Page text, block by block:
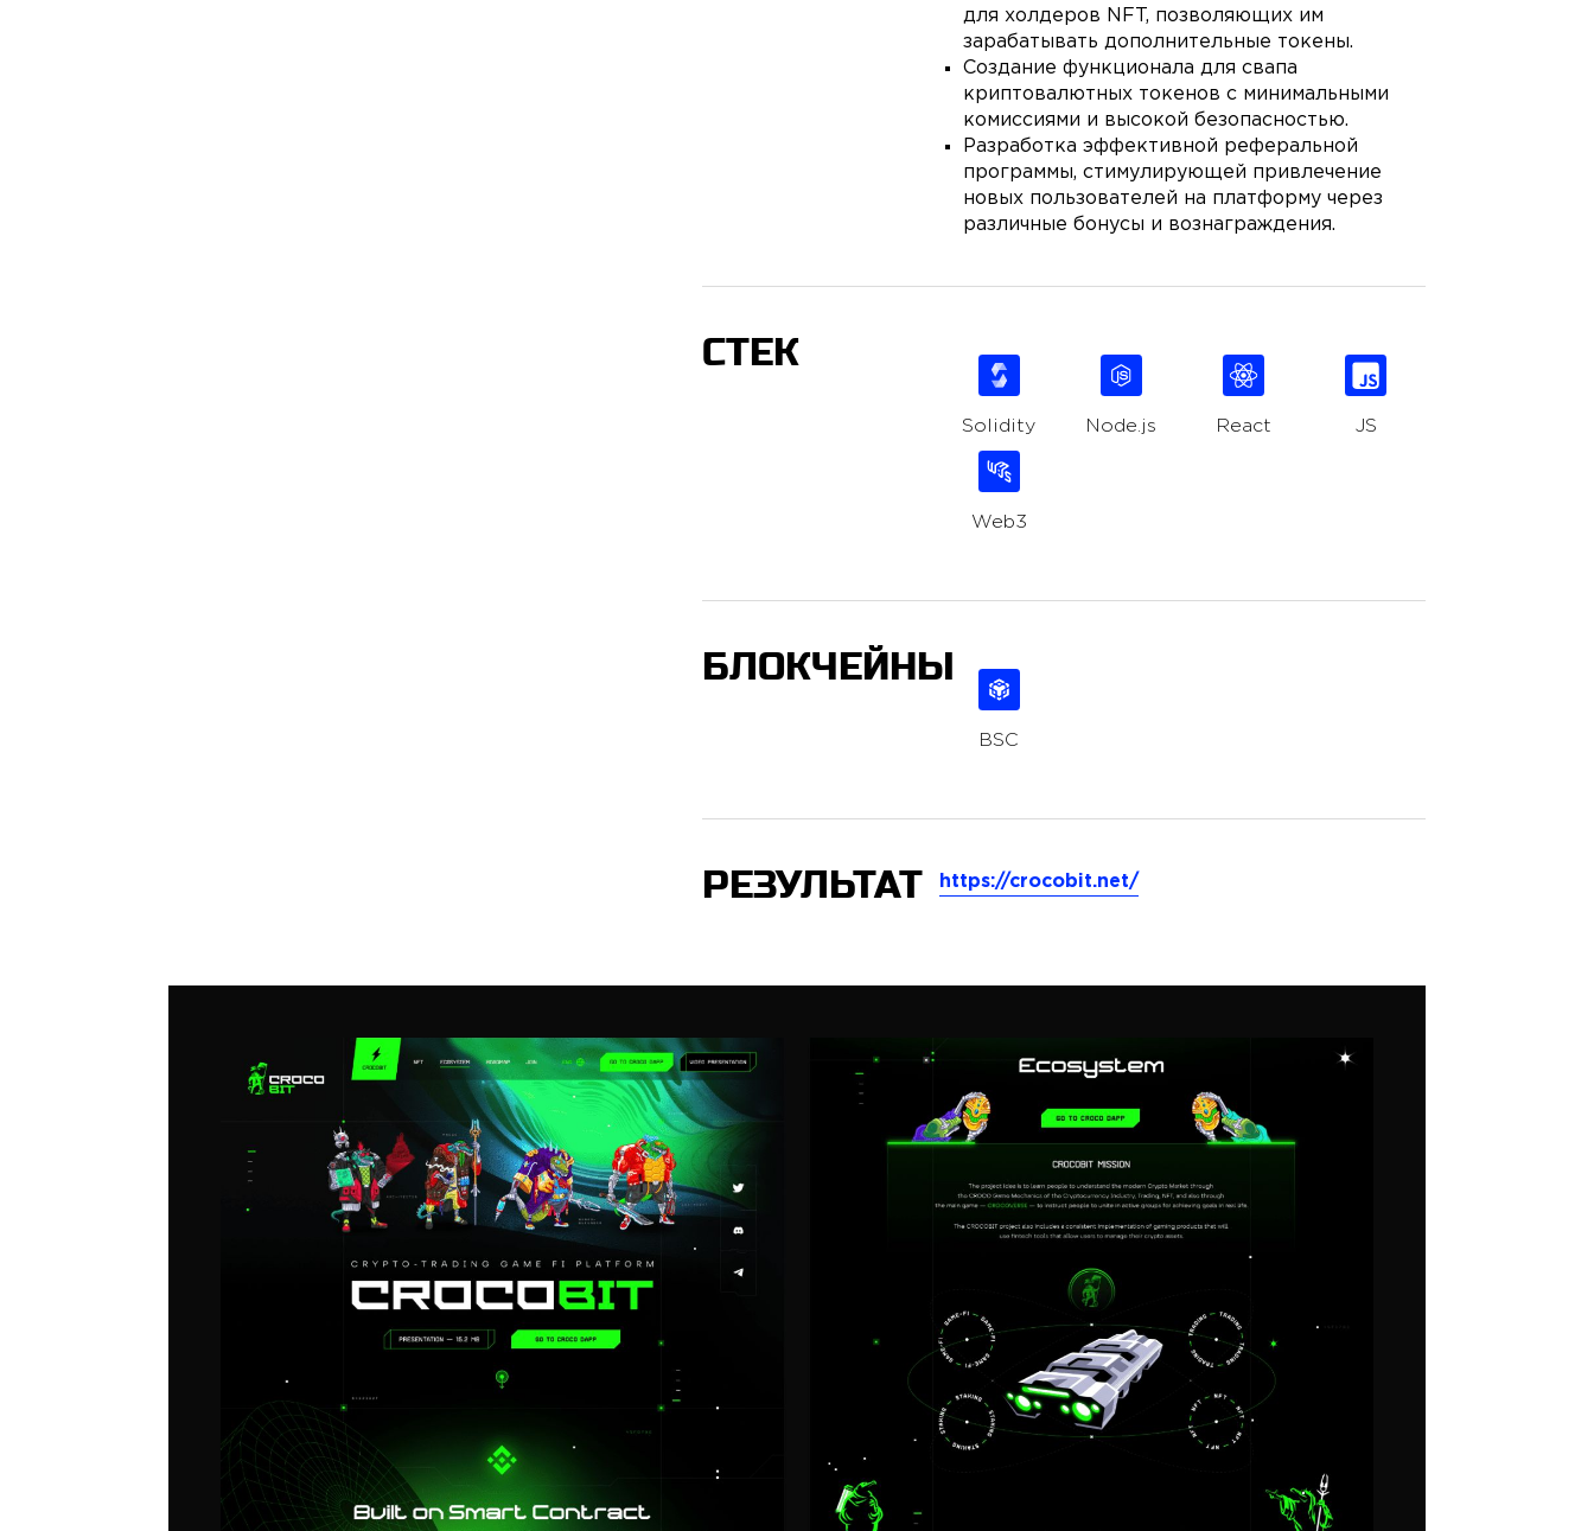
для холдеров NFT, позволяющих им
зарабатывать дополнительные токены.
Создание функционала для свапа
криптовалютных токенов с минимальными
комиссиями и высокой безопасностью.
Разработка эффективной реферальной
программы, стимулирующей привлечение
новых пользователей на платформу через
различные бонусы и вознаграждения.
СТЕК
Solidity Node.js React JS
Web3
БЛОКЧЕЙНЫ
BSC
РЕЗУЛЬТАТ https://crocobit.net/